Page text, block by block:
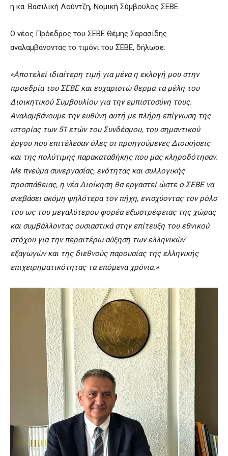
η κα. Βασιλική Λούντζη, Νομική Σύμβουλος ΣΕΒΕ.
Ο νέος Πρόεδρος του ΣΕΒΕ Θέμης Σαρασίδης
αναλαμβάνοντας το τιμόνι του ΣΕΒΕ, δήλωσε:
«Αποτελεί ιδιαίτερη τιμή για μένα η εκλογή μου στην
προεδρία του ΣΕΒΕ και ευχαριστώ θερμά τα μέλη του
Διοικητικού Συμβουλίου για την εμπιστοσύνη τους.
Αναλαμβάνουμε την ευθύνη αυτή με πλήρη επίγνωση της
ιστορίας των 51 ετών του Συνδέσμου, του σημαντικού
έργου που επιτέλεσαν όλες οι προηγούμενες Διοικήσεις
και της πολύτιμης παρακαταθήκης που μας κληροδότησαν.
Με πνεύμα συνεργασίας, ενότητας και συλλογικής
προσπάθειας, η νέα Διοίκηση θα εργαστεί ώστε ο ΣΕΒΕ να
ανεβάσει ακόμη ψηλότερα τον πήχη, ενισχύοντας τον ρόλο
του ως του μεγαλύτερου φορέα εξωστρέφειας της χώρας
και συμβάλλοντας ουσιαστικά στην επίτευξη του εθνικού
στόχου για την περαιτέρω αύξηση των ελληνικών
εξαγωγών και της διεθνούς παρουσίας της ελληνικής
επιχειρηματικότητας τα επόμενα χρόνια.»